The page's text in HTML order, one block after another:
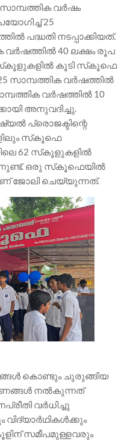
വർഷം
25
പദ്ധതി നടപ്പാക്കിയത്.
വർഷത്തിൽ 40 ലക്ഷം രൂപ
സ്‌കൂളുകളിൽ കൂടി സ്‌കൂഫെ
സാമ്പത്തിക വർഷത്തിൽ
വർഷത്തിൽ 10
അനുവദിച്ചു.
പ്രൊജക്ടിന്റെ
സ്‌കൂഫെ
62 സ്‌കൂളുകളിൽ
ഒരു സ്‌കൂഫെയിൽ
ജോലി ചെയ്യുന്നത്.
കൊണ്ടും ചുരുങ്ങിയ
നൽകുന്നത്
വർധിച്ചു
സമീപമുള്ളവരും